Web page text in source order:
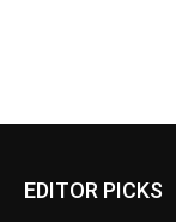
EDITOR PICKS